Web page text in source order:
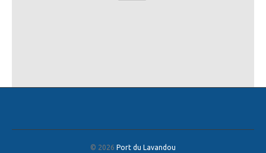
© 2026 Port du Lavandou